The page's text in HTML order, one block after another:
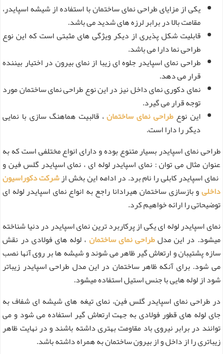
یکی از مزایای طراحی نمای ساختمان با استفاده از شیشه اسپایدر،
مقامت بالا در برابر لرزه های شدید می باشد.
قابلیت شکل پذیری از دیکر ویژگی های مثبتی است که این نوع
طراحی نما دارا می باشد.
طراحی نمای اسپایدر جلوه ای زیبا از نمای بیرون در اختیار بیننده
قرار می دهد.
نمای دکوری نمای داخل نیز در این نوع طراحی نمای ساختمان مورد
توجه قرار می گیرد.
این نوعطراحی نمای ساختمان، قالبیت هماهنگ سازی با نمایی
دیگر را دارا است.
طراحی نمای اسپایدر بسیار متنوع بوده و دارای انواع مختلفی است که به
عنوان مثال می توان : نمای اسپایدر لوله ای ، نمای اسپایدر گلس فین و
نمای اسپایدر کابلی را نام برد. در ادامه این بخش ازشرکت دکوراسیون
داخلیو بازسازی ساختمان هیرادانا راجع به انواع نمای اسپایدر لوله ای
توضیحاتی را ارائه خواهیم کرد.
نمای اسپایدر لوله ای یکی از پرکاربرد ترین نمای اسپایدر در دنیا شناخته
میشود. در این مدلطراحی نمای ساختمان ، لوله های فولادی در نقش
سازه پشتیبان و ارتعاش گیر ظاهر می شوند و شیشه ها بر روی آنها نصب
می شود. برای آنکه ظاهر ساختمان در این مدل طراحی اسپایدر زیباتر
شود از لوله هایی با جنس استیل استفاده میشود.
در طراحی نمای اسپایدر گلس فین، نمای تیغه های شیشه ای شفاف به
جای لوله های قطور فولادی به جهت ارتعاش گیر استفاده می شود و می
توانند در برابر نیروی باد مقاومت بهتری داشته باشند و در نهایت ظاهر
زیباتری را از داخل و از بیرون ساختمان به همراه داشته باشد.